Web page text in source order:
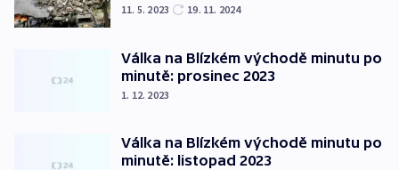
11. 5. 2023 19. 11. 2024
Válka na Blízkém východě minutu po
minutě: prosinec 2023
1. 12. 2023
Válka na Blízkém východě minutu po
minutě: listopad 2023